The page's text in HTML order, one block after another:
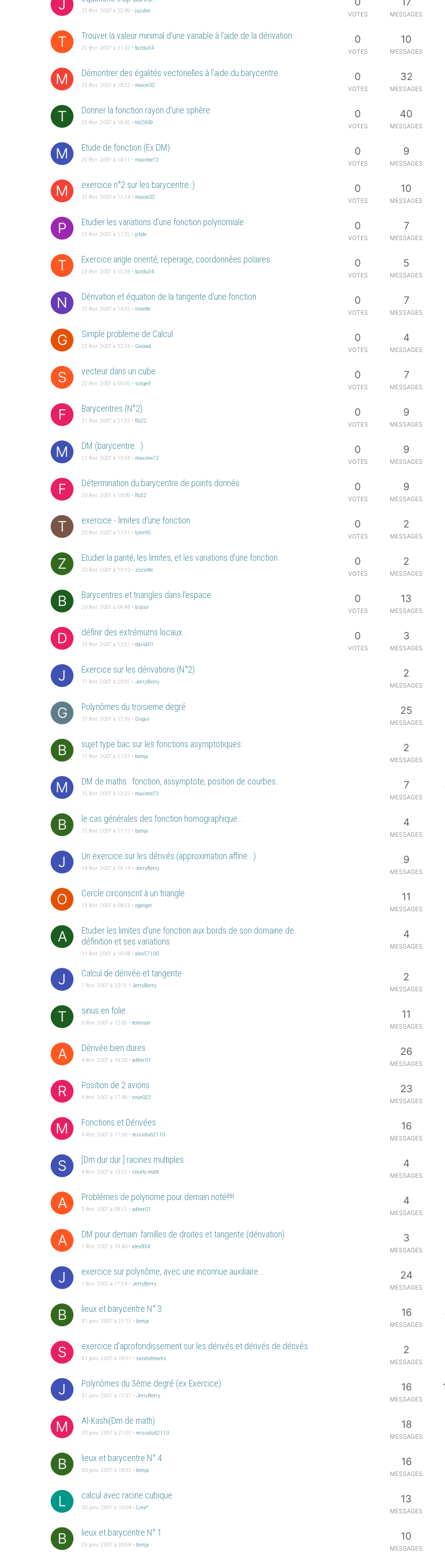
J 25 févr. 2007 à 22:09 • jujube VOTES MESSAGES
T Trouver la valeur minimal d'une variable à l'aide de la dérivation
25 févr. 2007 à 21:42 • tazdu34
0
VOTES
10
MESSAGES
M Démontrer des égalités vectorielles à l'aide du barycentre
25 févr. 2007 à 18:22 • maion02
0
VOTES
32
MESSAGES
T Donner la fonction rayon d'une sphère
25 févr. 2007 à 19:45 • titi2609
0
VOTES
40
MESSAGES
M Etude de fonction (Ex DM)
25 févr. 2007 à 14:11 • maxime72
0
VOTES
9
MESSAGES
M exercice n°2 sur les barycentre :)
25 févr. 2007 à 12:24 • maion02
0
VOTES
10
MESSAGES
P Etudier les variations d'une fonction polynomiale
23 févr. 2007 à 17:25 • plate
0
VOTES
7
MESSAGES
T Exercice angle orienté, reperage, coordonnées polaires
23 févr. 2007 à 15:26 • tazdu34
0
VOTES
5
MESSAGES
N Dérivation et équation de la tangente d'une fonction
23 févr. 2007 à 14:55 • ninette
0
VOTES
7
MESSAGES
G Simple probleme de Calcul
22 févr. 2007 à 22:26 • Galaad
0
VOTES
4
MESSAGES
S vecteur dans un cube
22 févr. 2007 à 00:02 • singe3
0
VOTES
7
MESSAGES
F Barycentres (N°2)
21 févr. 2007 à 21:52 • flo22
0
VOTES
9
MESSAGES
M DM (barycentre...)
21 févr. 2007 à 13:56 • maxime72
0
VOTES
9
MESSAGES
F Détermination du barycentre de points donnés
20 févr. 2007 à 18:09 • flo22
0
VOTES
9
MESSAGES
T exercice - limites d'une fonction
20 févr. 2007 à 11:51 • tyler95
0
VOTES
2
MESSAGES
Z Etudier la parité, les limites, et les variations d'une fonction
20 févr. 2007 à 10:10 • zoziotte
0
VOTES
2
MESSAGES
B Barycentres et triangles dans l'espace
20 févr. 2007 à 09:48 • bijour
0
VOTES
13
MESSAGES
D définir des extrémums locaux...
19 févr. 2007 à 12:57 • david01
0
VOTES
3
MESSAGES
J Exercice sur les dérivations (N°2)
17 févr. 2007 à 20:07 • JerryBerry
2
MESSAGES
G Polynômes du troisieme degré
17 févr. 2007 à 17:59 • Giigiii
25
MESSAGES
B sujet type bac sur les fonctions asymptotiques
17 févr. 2007 à 11:57 • benja
2
MESSAGES
M DM de maths : fonction, assymptote, position de courbes...
15 févr. 2007 à 13:25 • maxime72
7
MESSAGES
B le cas générales des fonction homographique...
15 févr. 2007 à 11:17 • benja
4
MESSAGES
J Un exercice sur les dérivés (approximation affine...)
14 févr. 2007 à 19:14 • JerryBerry
9
MESSAGES
O Cercle circonscrit à un triangle
13 févr. 2007 à 08:53 • ogeiger
11
MESSAGES
A
Etudier les limites d'une fonction aux bords de son domaine de
définition et ses variations
11 févr. 2007 à 19:08 • alex57100
4
MESSAGES
J Calcul de dérivée et tangente
7 févr. 2007 à 20:15 • JerryBerry
2
MESSAGES
T sinus en folie
6 févr. 2007 à 12:05 • temosar
11
MESSAGES
A Dérivée bien dures
4 févr. 2007 à 19:20 • adher01
26
MESSAGES
R Position de 2 avions
4 févr. 2007 à 17:46 • rose022
23
MESSAGES
M Fonctions et Dérivées
4 févr. 2007 à 17:36 • missdu62110
16
MESSAGES
S [Dm dur dur ] racines multiples
4 févr. 2007 à 13:21 • shorty-math
4
MESSAGES
A Problémes de polynome pour demain noté!!!!!
3 févr. 2007 à 09:12 • adher01
4
MESSAGES
A DM pour demain: familles de droites et tangente (dérivation)
1 févr. 2007 à 19:40 • alex834
3
MESSAGES
J exercice sur polynôme, avec une inconnue auxiliaire...
1 févr. 2007 à 17:54 • JerryBerry
24
MESSAGES
B lieux et barycentre N° 3
31 janv. 2007 à 21:13 • benja
16
MESSAGES
S exercice d'aprofondissement sur les dérivés et dérivés de dérivés
31 janv. 2007 à 19:51 • sarahdreams
2
MESSAGES
J Polynômes du 3ème degré (ex Exercice)
31 janv. 2007 à 12:37 • JerryBerry
16
MESSAGES
M Al-Kashi(Dm de math)
30 janv. 2007 à 21:01 • missdu62110
18
MESSAGES
B lieux et barycentre N° 4
30 janv. 2007 à 18:32 • benja
16
MESSAGES
L calcul avec racine cubique
30 janv. 2007 à 16:04 • Lora*
13
MESSAGES
B lieux et barycentre N° 1
29 janv. 2007 à 20:58 • benja
10
MESSAGES